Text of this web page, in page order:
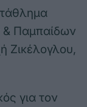
& Παμπαίδων
Ζικέλογλου,
για τον